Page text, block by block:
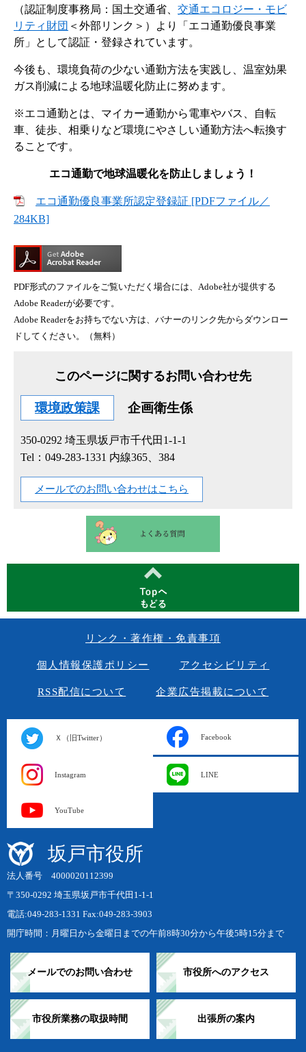
（認証制度事務局：国土交通省、 交通エコロジー・モビ
リティ財団 ＜外部リンク＞ ）より「エコ通勤優良事業
所」として認証・登録されています。
今後も、環境負荷の少ない通勤方法を実践し、温室効果
ガス削減による地球温暖化防止に努めます。
※エコ通勤とは、マイカー通勤から電車やバス、自転
車、徒歩、相乗りなど環境にやさしい通勤方法へ転換す
ることです。
エコ通勤で地球温暖化を防止しましょう！
エコ通勤優良事業所認定登録証 [PDFファイル／
284KB]
PDF形式のファイルをご覧いただく場合には、Adobe社が提供する
Adobe Readerが必要です。
Adobe Readerをお持ちでない方は、バナーのリンク先からダウンロー
ドしてください。（無料）
このページに関するお問い合わせ先
環境政策課 企画衛生係
350-0292 埼玉県坂戸市千代田1-1-1
Tel：049-283-1331 内線365、384
メールでのお問い合わせはこちら
リンク・著作権・免責事項
個人情報保護ポリシー アクセシビリティ
RSS配信について 企業広告掲載について
Ｘ（旧Twitter） Facebook
Instagram LINE
YouTube
坂戸市役所
法人番号 4000020112399
〒350-0292 埼玉県坂戸市千代田1-1-1
電話:049-283-1331 Fax:049-283-3903
開庁時間：月曜日から金曜日までの午前8時30分から午後5時15分まで
メールでのお問い合わせ 市役所へのアクセス
市役所業務の取扱時間 出張所の案内